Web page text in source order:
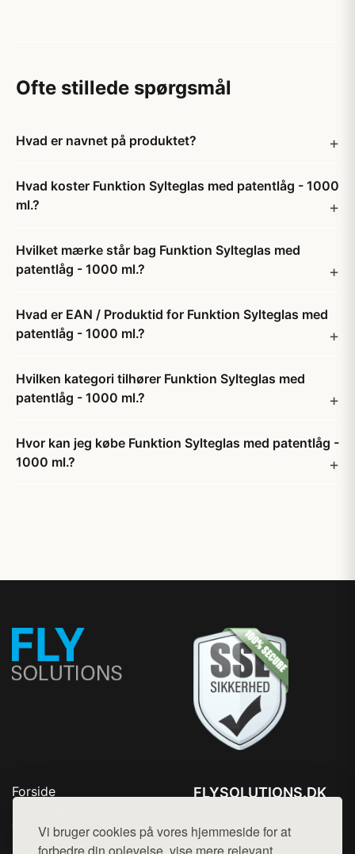
Vi bruger cookies på vores hjemmeside for at
Ofte stillede spørgsmål
Hvad er navnet på produktet?
Hvad koster Funktion Sylteglas med patentlåg - 1000
ml.?
Hvilket mærke står bag Funktion Sylteglas med
patentlåg - 1000 ml.?
Hvad er EAN / Produktid for Funktion Sylteglas med
patentlåg - 1000 ml.?
Hvilken kategori tilhører Funktion Sylteglas med
patentlåg - 1000 ml.?
Hvor kan jeg købe Funktion Sylteglas med patentlåg -
1000 ml.?
Forside
Top Rabatter
Blog
FLYSOLUTIONS.DK
Mail: hej@want.dk